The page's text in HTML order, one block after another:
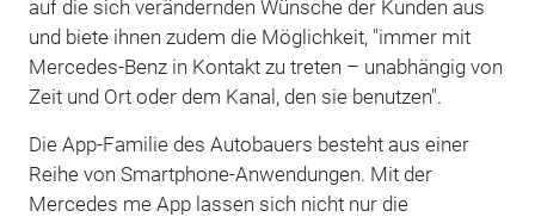
auf die sich verändernden Wünsche der Kunden aus
und biete ihnen zudem die Möglichkeit, "immer mit
Mercedes-Benz in Kontakt zu treten – unabhängig von
Zeit und Ort oder dem Kanal, den sie benutzen".
Die App-Familie des Autobauers besteht aus einer
Reihe von Smartphone-Anwendungen. Mit der
Mercedes me App lassen sich nicht nur die